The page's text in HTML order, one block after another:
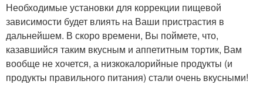
Необходимые установки для коррекции пищевой
зависимости будет влиять на Ваши пристрастия в
дальнейшем. В скоро времени, Вы поймете, что,
казавшийся таким вкусным и аппетитным тортик, Вам
вообще не хочется, а низкокалорийные продукты (и
продукты правильного питания) стали очень вкусными!